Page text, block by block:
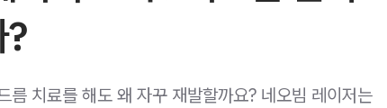
름 치료를 해도 왜 자꾸 재발할까요? 네오빔 레이저는